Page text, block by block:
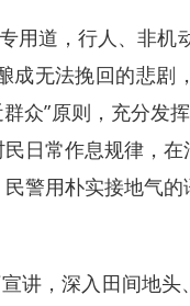
道，行人、非机
无法挽回的悲剧
众”原则，充分发
日常作息规律，
警用朴实接地气
，深入田间地头